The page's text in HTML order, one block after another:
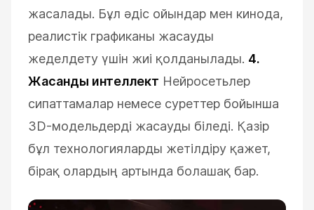
жасалады. Бұл әдіс ойындар мен кинода,
реалистік графиканы жасауды
жеделдету үшін жиі қолданылады. 4.
Жасанды интеллект Нейросетьлер
сипаттамалар немесе суреттер бойынша
3D-модельдерді жасауды біледі. Қазір
бұл технологияларды жетілдіру қажет,
бірақ олардың артында болашақ бар.